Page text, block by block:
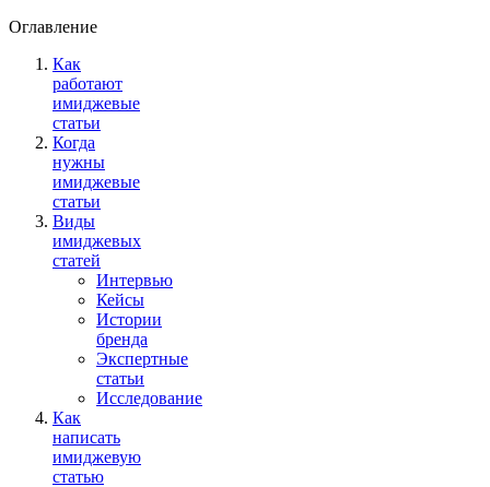
Оглавление
Как
работают
имиджевые
статьи
Когда
нужны
имиджевые
статьи
Виды
имиджевых
статей
Интервью
Кейсы
Истории
бренда
Экспертные
статьи
Исследование
Как
написать
имиджевую
статью